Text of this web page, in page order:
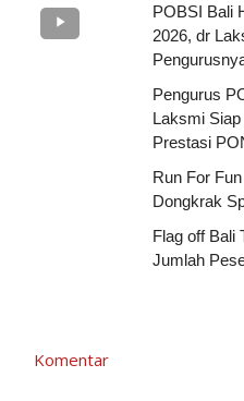
POBSI Bali
2026, dr
Pengurus
Laksmi
Prestasi
Run For
Dongkrak
Flag off Bali
Jumlah
Komentar